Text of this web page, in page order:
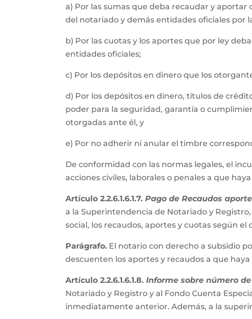
a) Por las sumas que deba recaudar y
del notariado y demás entidades oficiales por
b) Por las cuotas y los aportes que por ley
entidades oficiales;
c) Por los depósitos en dinero que los
d) Por los depósitos en dinero, títulos de
poder para la seguridad, garantía o
otorgadas ante él, y
e) Por no adherir ni anular el timbre
De conformidad con las normas legales, el
acciones civiles, laborales o penales a que
Artículo 2.2.6.1.6.1.7.Pago de Recaudos
a la Superintendencia de Notariado y
social, los recaudos, aportes y cuotas según
Parágrafo. El notario con derecho a subsidio
descuenten los aportes y recaudos a que haya
Artículo 2.2.6.1.6.1.8.Informe sobre número
Notariado y Registro y al Fondo Cuenta
inmediatamente anterior. Además, a la